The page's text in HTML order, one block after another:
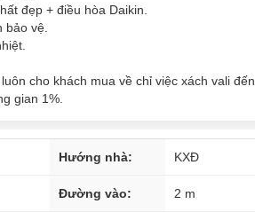
đẹp + điều hòa Daikin.
vệ.
cho khách mua về chỉ việc xách vali đến.
gian 1%.
Hướng nhà: KXĐ
Đường vào: 2 m